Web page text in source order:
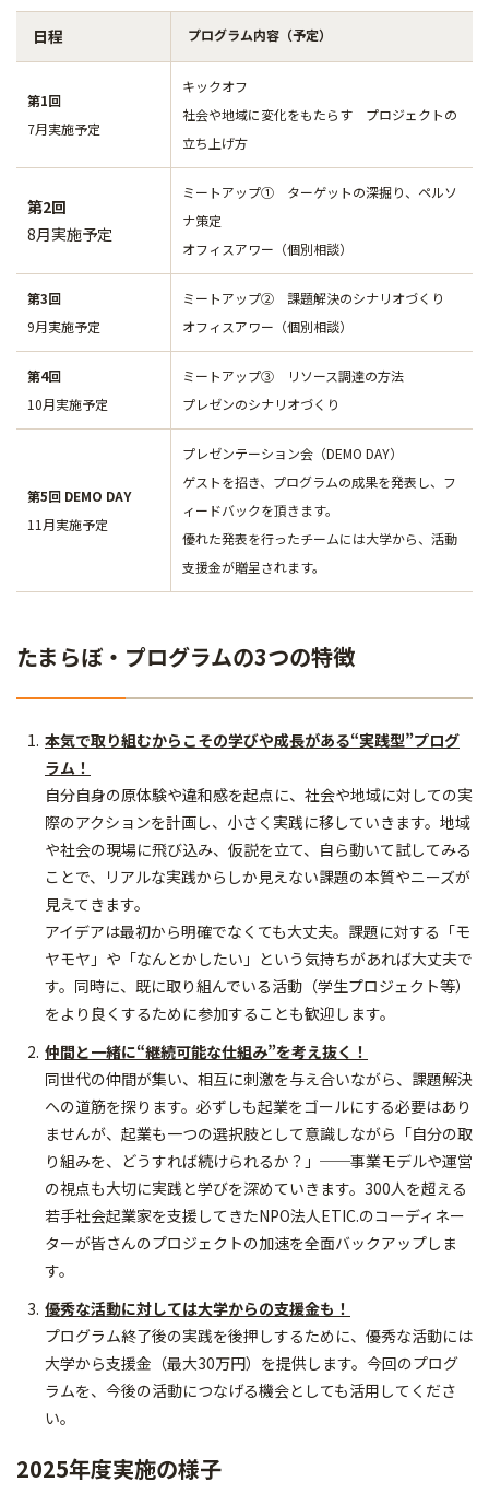
日程 プログラム内容（予定）
第1回
7月実施予定
キックオフ
社会や地域に変化をもたらす プロジェクトの
立ち上げ方
第2回
8月実施予定
ミートアップ① ターゲットの深掘り、ペルソ
ナ策定
オフィスアワー（個別相談）
第3回
9月実施予定
ミートアップ② 課題解決のシナリオづくり
オフィスアワー（個別相談）
第4回
10月実施予定
ミートアップ③ リソース調達の方法
プレゼンのシナリオづくり
第5回 DEMO DAY
11月実施予定
プレゼンテーション会（DEMO DAY）
ゲストを招き、プログラムの成果を発表し、フ
ィードバックを頂きます。
優れた発表を行ったチームには大学から、活動
支援金が贈呈されます。
たまらぼ・プログラムの3つの特徴
本気で取り組むからこその学びや成長がある“実践型”プログ
ラム！
自分自身の原体験や違和感を起点に、社会や地域に対しての実
際のアクションを計画し、小さく実践に移していきます。地域
や社会の現場に飛び込み、仮説を立て、自ら動いて試してみる
ことで、リアルな実践からしか見えない課題の本質やニーズが
見えてきます。
アイデアは最初から明確でなくても大丈夫。課題に対する「モ
ヤモヤ」や「なんとかしたい」という気持ちがあれば大丈夫で
す。同時に、既に取り組んでいる活動（学生プロジェクト等）
をより良くするために参加することも歓迎します。
仲間と一緒に“継続可能な仕組み”を考え抜く！
同世代の仲間が集い、相互に刺激を与え合いながら、課題解決
への道筋を探ります。必ずしも起業をゴールにする必要はあり
ませんが、起業も一つの選択肢として意識しながら「自分の取
り組みを、どうすれば続けられるか？」──事業モデルや運営
の視点も大切に実践と学びを深めていきます。300人を超える
若手社会起業家を支援してきたNPO法人ETIC.のコーディネー
ターが皆さんのプロジェクトの加速を全面バックアップしま
す。
優秀な活動に対しては大学からの支援金も！
プログラム終了後の実践を後押しするために、優秀な活動には
大学から支援金（最大30万円）を提供します。今回のプログ
ラムを、今後の活動につなげる機会としても活用してくださ
い。
2025年度実施の様子